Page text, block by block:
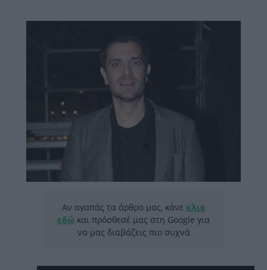
Αν αγαπάς τα άρθρα μας, κάνε κλικ
εδώ και πρόσθεσέ μας στη Google για
να μας διαβάζεις πιο συχνά